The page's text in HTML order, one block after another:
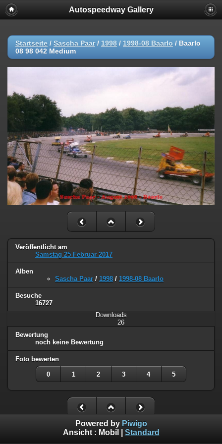
Autospeedway Gallery
Startseite / Sascha Paar/ 1998 / 1998-08 Baarlo / Baarlo
08 98 042 Medium
Veröffentlicht am
Samstag 25 Februar 2017
Alben
Sascha Paar / 1998 / 1998-08 Baarlo
Besuche
16727
Downloads
26
Bewertung
noch keine Bewertung
Foto bewerten
0 1 2 3 4 5
Powered by Piwigo
Ansicht : Mobil Standard